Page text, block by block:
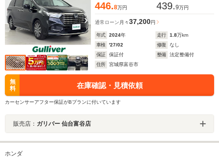
446.8万円 439.9万円
通常ローン 月々37,200円
年式 2024年 走行 1.8万km
車検
'27/02 修復
なし
保証
保証付 整備
法定整備付
住所
宮城県富谷市
無
料
在庫確認・見積依頼
カーセンサーアフター保証がBプランに付いています
販売店： ガリバー 仙台富谷店
ホンダ